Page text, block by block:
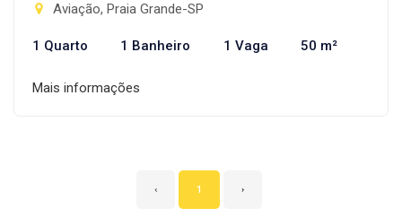
Aviação, Praia Grande-SP
1 Quarto 1 Banheiro 1 Vaga 50 m²
Mais informações
‹ 1 ›